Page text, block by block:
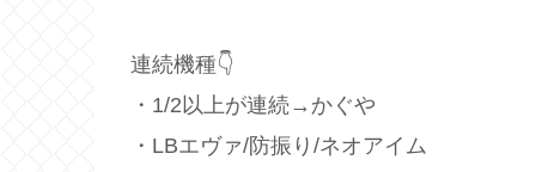
連続機種👇
・1/2以上が連続→かぐや
・LBエヴァ/防振り/ネオアイム